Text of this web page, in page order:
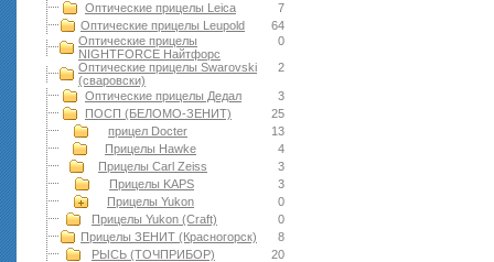
7
Оптические прицелы Leica
64
Оптические прицелы Leupold
0
Оптические прицелы
NIGHTFORCE Найтфорс
2
Оптические прицелы Swarovski
(сваровски)
3
Оптические прицелы Дедал
25
ПОСП (БЕЛОМО-ЗЕНИТ)
13
прицел Docter
4
Прицелы Hawke
3
Прицелы Carl Zeiss
3
Прицелы KAPS
0
Прицелы Yukon
0
Прицелы Yukon (Craft)
8
Прицелы ЗЕНИТ (Красногорск)
20
РЫСЬ (ТОЧПРИБОР)